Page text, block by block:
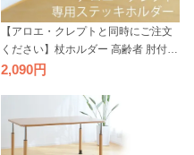
【アロエ・クレプトと同時にご注文
ください】杖ホルダー 高齢者 肘付き
ダイニングチェア リビング 居間 介
な方に 立ち上がり補助 高齢者
2,090